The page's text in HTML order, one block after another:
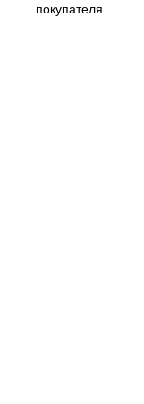
покупателя.